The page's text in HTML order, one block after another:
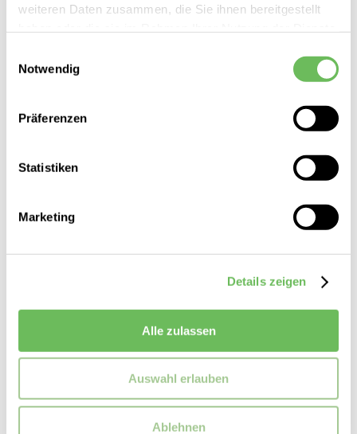
weiteren Daten zusammen, die Sie ihnen bereitgestellt
Notwendig
Präferenzen
Statistiken
Marketing
Details zeigen
Alle zulassen
Auswahl erlauben
Ablehnen
Damen Sport-BH Cloudspun Bra AOP